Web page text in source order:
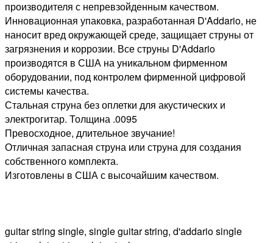
производителя с непревзойденным качеством.
Инновационная упаковка, разработанная D'Addario, не
наносит вред окружающей среде, защищает струны от
загрязнения и коррозии. Все струны D'Addario
производятся в США на уникальном фирменном
оборудовании, под контролем фирменной цифровой
системы качества.
Стальная струна без оплетки для акустических и
электрогитар. Толщина .0095
Превосходное, длительное звучание!
Отличная запасная струна или струна для создания
собственного комплекта.
Изготовлены в США с высочайшим качеством.
guitar string single, single guitar string, d'addario single